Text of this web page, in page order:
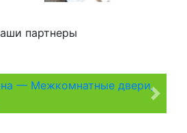
партнеры
Next